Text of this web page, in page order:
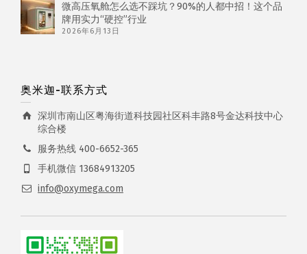
微高压氧舱怎么选不踩坑？90%的人都中招！这个品
牌用实力“硬控”行业
2026年6月13日
奥米迦-联系方式
深圳市南山区粤海街道科技园社区科丰路8号金达科技中心
综合楼
服务热线 400-6652-365
手机微信 13684913205
info@oxymega.com